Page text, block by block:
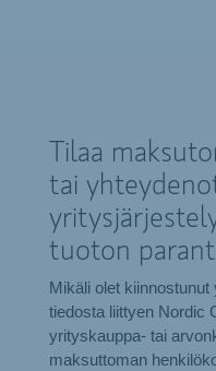
Tilaa
tai
tuoton
Mikäli olet
tiedosta liittyen Nordic
yrityskauppa- tai
maksuttoman